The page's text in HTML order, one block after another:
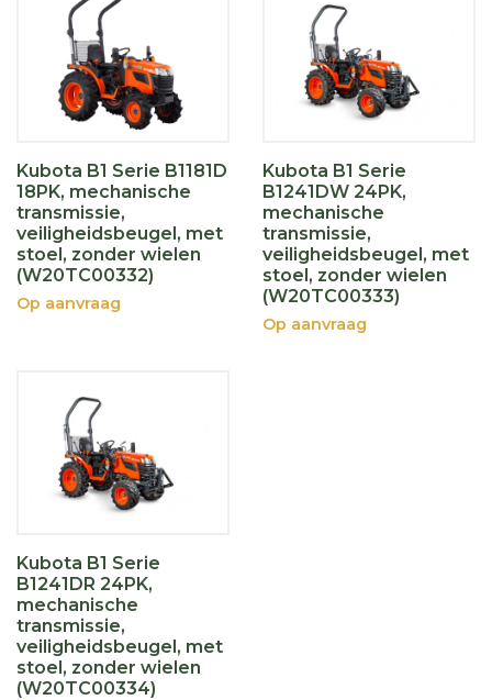
Kubota B1 Serie B1181D
18PK, mechanische
transmissie,
veiligheidsbeugel, met
stoel, zonder wielen
(W20TC00332)
Op aanvraag
Kubota B1 Serie
B1241DW 24PK,
mechanische
transmissie,
veiligheidsbeugel, met
stoel, zonder wielen
(W20TC00333)
Op aanvraag
Kubota B1 Serie
B1241DR 24PK,
mechanische
transmissie,
veiligheidsbeugel, met
stoel, zonder wielen
(W20TC00334)